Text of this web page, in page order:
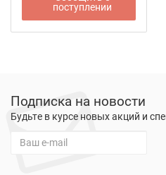
поступлении
Подписка на новости
Будьте в курсе новых акций и